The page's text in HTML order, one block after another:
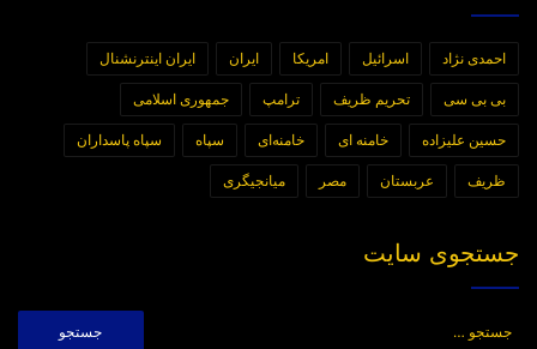
احمدی نژاد اسرائیل امریکا ایران ایران اینترنشنال
بی بی سی تحریم ظریف ترامپ جمهوری اسلامی
حسین علیزاده خامنه ای خامنه‌ای سپاه سپاه پاسداران
ظریف عربستان مصر میانجیگری
جستجوی سایت